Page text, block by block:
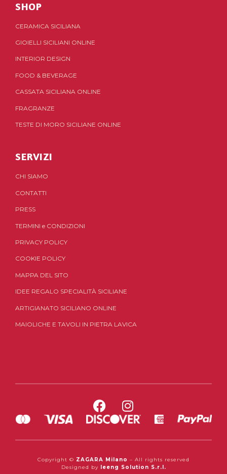
SHOP
CERAMICA SICILIANA
GIOIELLI SICILIANI ONLINE
INTERIOR DESIGN
FOOD & BEVERAGE
CASSATA SICILIANA ONLINE
FRAGRANZE
TESTE DI MORO SICILIANE ONLINE
SERVIZI
CHI SIAMO
CONTATTI
PRESS
TERMINI e CONDIZIONI
PRIVACY POLICY
COOKIE POLICY
MAPPA DEL SITO
IDEE REGALO SPECIALITÀ SICILIANE
ARTIGIANATO SICILIANO ONLINE
MAIOLICHE E TAVOLI IN PIETRA LAVICA
Copyright © ZAGARA Milano – All rights reserved
Designed by
Ieeng Solution S.r.l.